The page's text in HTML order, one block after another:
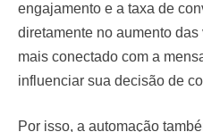
engajamento e a taxa de
diretamente no aumento
mais conectado com a
influenciar sua decisão de
Por isso, a automação